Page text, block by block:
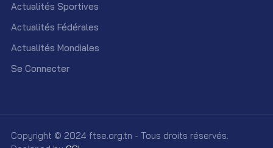
Actualités Sportives
Actualités Fédérales
Actualités Mondiales
Se Connecter
Copyright © 2024 ftse.org.tn - Tous droits réservés.